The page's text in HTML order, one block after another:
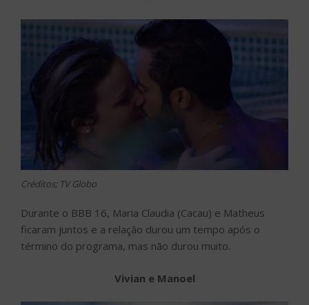
Créditos; TV Globo
Durante o BBB 16, Maria Claudia (Cacau) e Matheus
ficaram juntos e a relação durou um tempo após o
término do programa, mas não durou muito.
Vivian e Manoel